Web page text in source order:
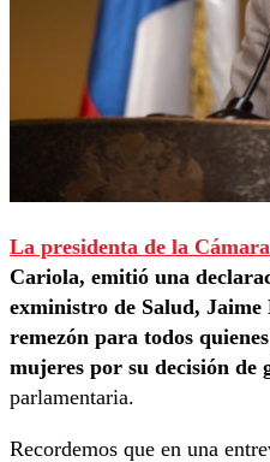
La presidenta de la
Cariola, emitió una
exministro de Salud, Jaime
remezón para todos
mujeres por su decisión de
parlamentaria.
Recordemos que en una